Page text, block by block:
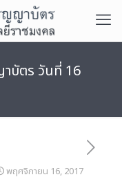
บัตร วันที่ 16
พฤศจิกายน 16, 2017